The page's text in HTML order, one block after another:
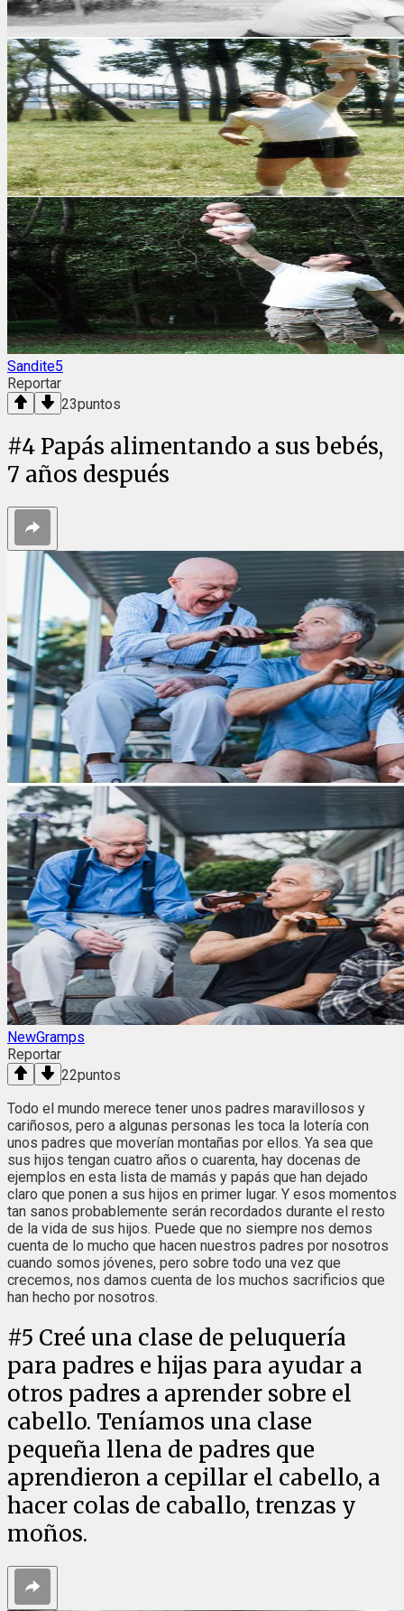
Sandite5
Reportar
23puntos
#4 Papás ​​alimentando a sus bebés,
7 años después
NewGramps
Reportar
22puntos
Todo el mundo merece tener unos padres maravillosos y
cariñosos, pero a algunas personas les toca la lotería con
unos padres que moverían montañas por ellos. Ya sea que
sus hijos tengan cuatro años o cuarenta, hay docenas de
ejemplos en esta lista de mamás y papás que han dejado
claro que ponen a sus hijos en primer lugar. Y esos momentos
tan sanos probablemente serán recordados durante el resto
de la vida de sus hijos. Puede que no siempre nos demos
cuenta de lo mucho que hacen nuestros padres por nosotros
cuando somos jóvenes, pero sobre todo una vez que
crecemos, nos damos cuenta de los muchos sacrificios que
han hecho por nosotros.
#5 Creé una clase de peluquería
para padres e hijas para ayudar a
otros padres a aprender sobre el
cabello. Teníamos una clase
pequeña llena de padres que
aprendieron a cepillar el cabello, a
hacer colas de caballo, trenzas y
moños.